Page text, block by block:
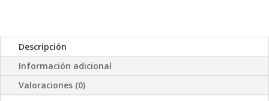
Descripción
Información adicional
Valoraciones (0)